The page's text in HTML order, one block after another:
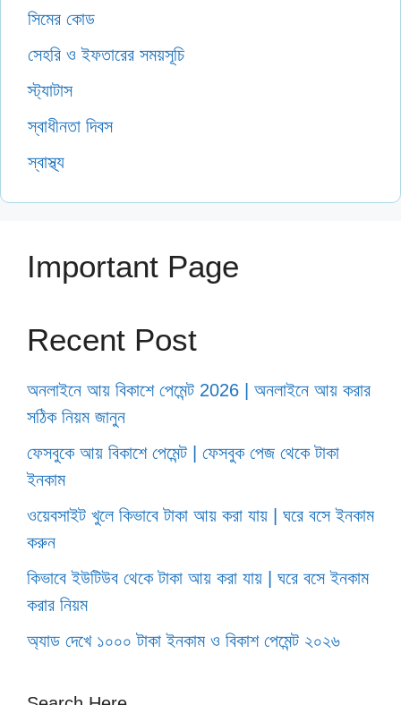
সিমের কোড
সেহরি ও ইফতারের সময়সূচি
স্ট্যাটাস
স্বাধীনতা দিবস
স্বাস্থ্য
Important Page
Recent Post
অনলাইনে আয় বিকাশে পেমেন্ট 2026 | অনলাইনে আয় করার
সঠিক নিয়ম জানুন
ফেসবুকে আয় বিকাশে পেমেন্ট | ফেসবুক পেজ থেকে টাকা
ইনকাম
ওয়েবসাইট খুলে কিভাবে টাকা আয় করা যায় | ঘরে বসে ইনকাম
করুন
কিভাবে ইউটিউব থেকে টাকা আয় করা যায় | ঘরে বসে ইনকাম
করার নিয়ম
অ্যাড দেখে ১০০০ টাকা ইনকাম ও বিকাশ পেমেন্ট ২০২৬